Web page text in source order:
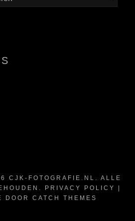
CJK-FOTOGRAFIE.NL
. ALLE
PRIVACY POLICY
|
DOOR CATCH THEMES